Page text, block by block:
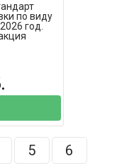
по виду
год.
5
6